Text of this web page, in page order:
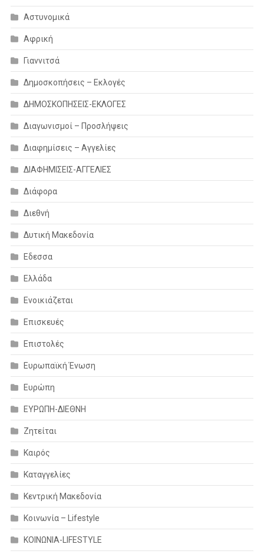
Αστυνομικά
Αφρική
Γιαννιτσά
Δημοσκοπήσεις – Εκλογές
ΔΗΜΟΣΚΟΠΗΣΕΙΣ-ΕΚΛΟΓΕΣ
Διαγωνισμοί – Προσλήψεις
Διαφημίσεις – Αγγελίες
ΔΙΑΦΗΜΙΣΕΙΣ-ΑΓΓΕΛΙΕΣ
Διάφορα
Διεθνή
Δυτική Μακεδονία
Εδεσσα
Ελλάδα
Ενοικιάζεται
Επισκευές
Επιστολές
Ευρωπαϊκή Ένωση
Ευρώπη
ΕΥΡΩΠΗ-ΔΙΕΘΝΗ
Ζητείται
Καιρός
Καταγγελίες
Κεντρική Μακεδονία
Κοινωνία – Lifestyle
ΚΟΙΝΩΝΙΑ-LIFESTYLE